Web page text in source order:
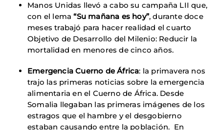
Manos Unidas llevó a cabo su campaña LII que,
con el lema“Su mañana es hoy”, durante doce
meses trabajó para hacer realidad el cuarto
Objetivo de Desarrollo del Milenio: Reducir la
mortalidad en menores de cinco años.
Emergencia Cuerno de África: la primavera nos
trajo las primeras noticias sobre la emergencia
alimentaria en el Cuerno de África. Desde
Somalia llegaban las primeras imágenes de los
estragos que el hambre y el desgobierno
estaban causando entre la población. En